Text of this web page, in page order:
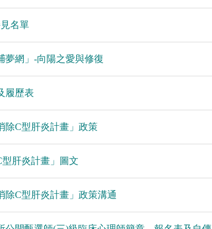
名單
夢網」-向陽之愛與修復
履歷表
除C型肝炎計畫」政策
肝炎計畫」圖文
除C型肝炎計畫」政策溝通